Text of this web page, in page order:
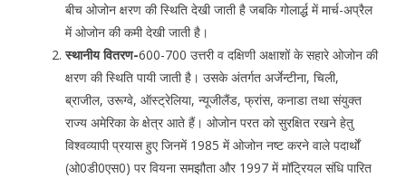
बीच ओजोन क्षरण की स्थिति देखी जाती है जबकि गोलार्द्ध में मार्च-अप्रैल
में ओजोन की कमी देखी जाती है।
स्थानीय वितरण-600-700 उत्तरी व दक्षिणी अक्षाशों के सहारे ओजोन की
क्षरण की स्थिति पायी जाती है। उसके अंतर्गत अर्जेन्टीना, चिली,
ब्राजील, उरूग्वे, ऑस्ट्रेलिया, न्यूजीलैंड, फ्रांस, कनाडा तथा संयुक्त
राज्य अमेरिका के क्षेत्र आते हैं। ओजोन परत को सुरक्षित रखने हेतु
विश्वव्यापी प्रयास हुए जिनमें 1985 में ओजोन नष्ट करने वाले पदार्थों
(ओ0डी0एस0) पर वियना समझौता और 1997 में मॉट्रियल संधि पारित